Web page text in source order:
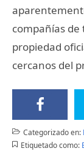
compañías de
propiedad
cercanos del
Categorizado en:
Etiquetado como: